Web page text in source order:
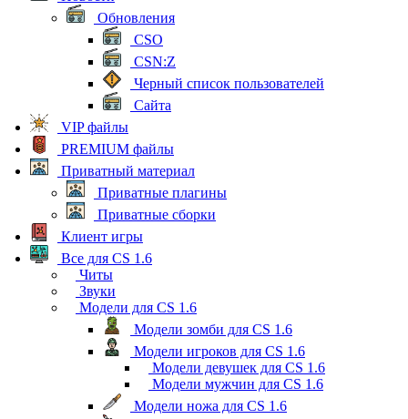
Обновления
CSO
CSN:Z
Черный список пользователей
Сайта
VIP файлы
PREMIUM файлы
Приватный материал
Приватные плагины
Приватные сборки
Клиент игры
Все для CS 1.6
Читы
Звуки
Модели для CS 1.6
Модели зомби для CS 1.6
Модели игроков для CS 1.6
Модели девушек для CS 1.6
Модели мужчин для CS 1.6
Модели ножа для CS 1.6